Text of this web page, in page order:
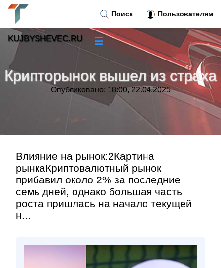
Крипторынок вышел из страха
Опубликовано: 18:00, 22.04.2025
Влияние на рынок:2Картина
рынкаКриптовалютный рынок
прибавил около 2% за последние
семь дней, однако большая часть
роста пришлась на начало текущей
н...
Поиск Пользователям
KUJBYSHEVEC.RU ☰
Тренды новостей»
Контакт»